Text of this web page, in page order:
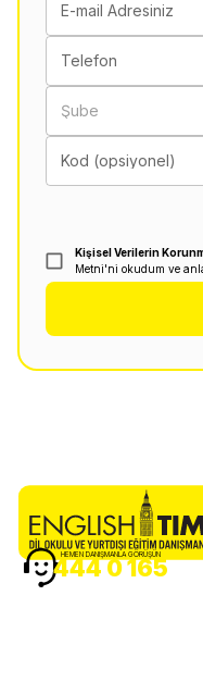
E-mail Adresiniz
Telefon
Şube
Kod (opsiyonel)
Kişisel Verilerin
Metni'ni okudum ve
HEMEN DANIŞMANLA GÖRÜŞÜN
444 0 165